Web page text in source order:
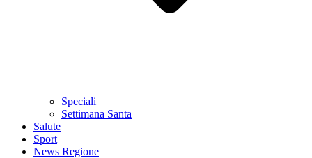
Speciali
Settimana Santa
Salute
Sport
News Regione